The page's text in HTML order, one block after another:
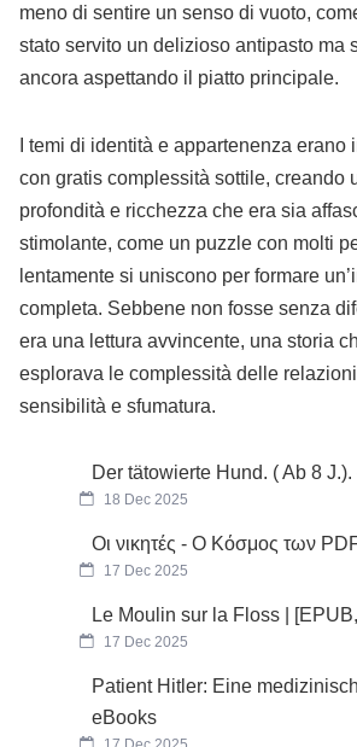
meno di sentire un senso di vuoto,
stato servito un delizioso antipasto ma
ancora aspettando il piatto principale.
I temi di identità e appartenenza erano
con gratis complessità sottile, creando
profondità e ricchezza che era sia
stimolante, come un puzzle con molti
lentamente si uniscono per formare
completa. Sebbene non fosse senza
era una lettura avvincente, una storia
esplorava le complessità delle
sensibilità e sfumatura.
Der tätowierte Hund. ( Ab 8
18 Dec 2025
Οι νικητές - Ο Κόσμος των
17 Dec 2025
Le Moulin sur la Floss |
17 Dec 2025
Patient Hitler: Eine
eBooks